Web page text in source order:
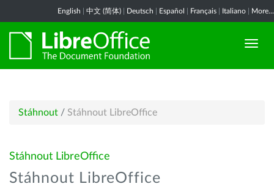
English 中文 (简体) Deutsch Español Français Italiano More...
Stáhnout / Stáhnout LibreOffice
Stáhnout LibreOffice
Stáhnout LibreOffice